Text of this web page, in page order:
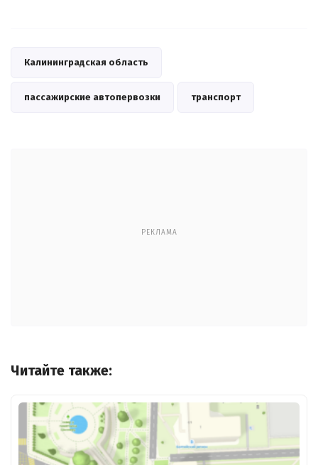
Калининградская область
пассажирские автопервозки транспорт
РЕКЛАМА
Читайте также: